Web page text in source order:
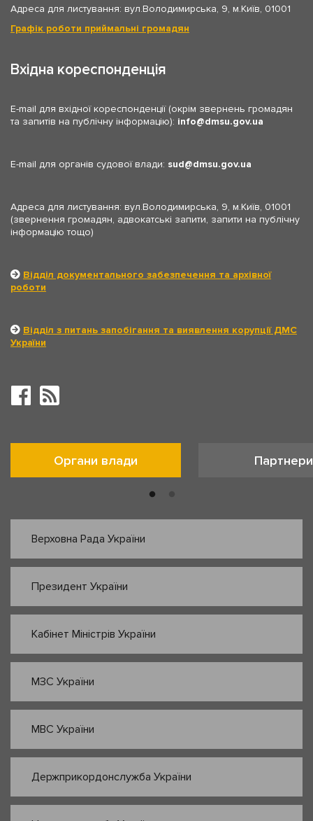
Адреса для листування: вул.Володимирська, 9, м.Київ, 01001
Графік роботи приймальні громадян
Вхідна кореспонденція
E-mail для вхідної кореспонденції (окрім звернень громадян
та запитів на публічну інформацію): info dmsu.gov.ua
E-mail для органів судової влади: sud dmsu.gov.ua
Адреса для листування: вул.Володимирська, 9, м.Київ, 01001
(звернення громадян, адвокатські запити, запити на публічну
інформацію тощо)
Відділ документального забезпечення та архівної
роботи
Відділ з питань запобігання та виявлення корупції ДМС
України
Органи влади Партнери
Верховна Рада України
Президент України
Кабінет Міністрів України
МЗС України
МВС України
Держприкордонслужба України